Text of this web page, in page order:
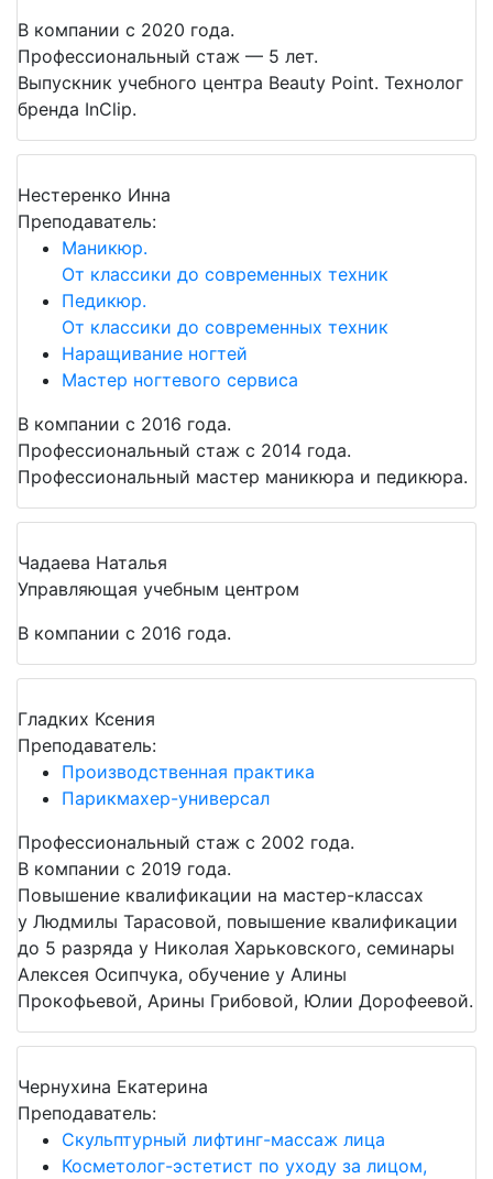
В компании с 2020 года.
Профессиональный стаж — 5 лет.
Выпускник учебного центра Beauty Point. Технолог
бренда InClip.
Нестеренко Инна
Преподаватель:
Маникюр.
От классики до современных техник
Педикюр.
От классики до современных техник
Наращивание ногтей
Мастер ногтевого сервиса
В компании с 2016 года.
Профессиональный стаж с 2014 года.
Профессиональный мастер маникюра и педикюра.
Чадаева Наталья
Управляющая учебным центром
В компании с 2016 года.
Гладких Ксения
Преподаватель:
Производственная практика
Парикмахер-универсал
Профессиональный стаж с 2002 года.
В компании с 2019 года.
Повышение квалификации на мастер-классах
у Людмилы Тарасовой, повышение квалификации
до 5 разряда у Николая Харьковского, семинары
Алексея Осипчука, обучение у Алины
Прокофьевой, Арины Грибовой, Юлии Дорофеевой.
Чернухина Екатерина
Преподаватель:
Скульптурный лифтинг-массаж лица
Косметолог-эстетист по уходу за лицом,